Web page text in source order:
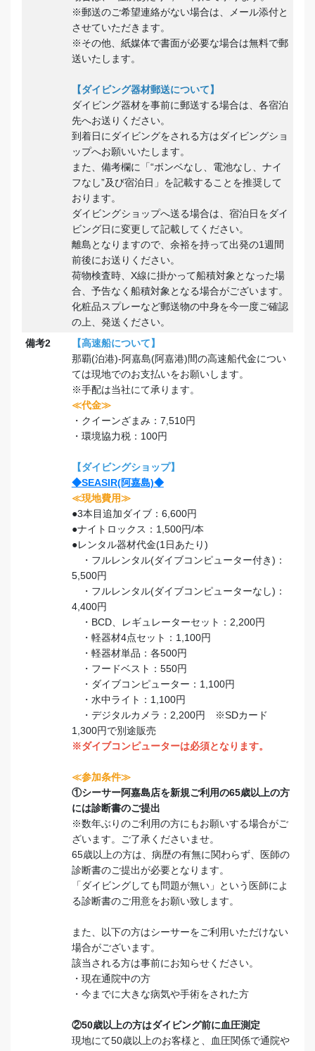
※郵送のご希望連絡がない場合は、メール添付と
させていただきます。
※その他、紙媒体で書面が必要な場合は無料で郵
送いたします。
【ダイビング器材郵送について】
ダイビング器材を事前に郵送する場合は、各宿泊
先へお送りください。
到着日にダイビングをされる方はダイビングショ
ップへお願いいたします。
また、備考欄に「“ボンベなし、電池なし、ナイ
フなし”及び宿泊日」を記載することを推奨して
おります。
ダイビングショップへ送る場合は、宿泊日をダイ
ビング日に変更して記載してください。
離島となりますので、余裕を持って出発の1週間
前後にお送りください。
荷物検査時、X線に掛かって船積対象となった場
合、予告なく船積対象となる場合がございます。
化粧品スプレーなど郵送物の中身を今一度ご確認
の上、発送ください。
備考2
【高速船について】
那覇(泊港)-阿嘉島(阿嘉港)間の高速船代金につい
ては現地でのお支払いをお願いします。
※手配は当社にて承ります。
≪代金≫
・クイーンざまみ：7,510円
・環境協力税：100円
【ダイビングショップ】
◆SEASIR(阿嘉島)◆
≪現地費用≫
●3本目追加ダイブ：6,600円
●ナイトロックス：1,500円/本
●レンタル器材代金(1日あたり)
・フルレンタル(ダイブコンピューター付き)：
5,500円
・フルレンタル(ダイブコンピューターなし)：
4,400円
・BCD、レギュレーターセット：2,200円
・軽器材4点セット：1,100円
・軽器材単品：各500円
・フードベスト：550円
・ダイブコンピューター：1,100円
・水中ライト：1,100円
・デジタルカメラ：2,200円 ※SDカード
1,300円で別途販売
※ダイブコンピューターは必須となります。
≪参加条件≫
①シーサー阿嘉島店を新規ご利用の65歳以上の方
には診断書のご提出
※数年ぶりのご利用の方にもお願いする場合がご
ざいます。ご了承くださいませ。
65歳以上の方は、病歴の有無に関わらず、医師の
診断書のご提出が必要となります。
「ダイビングしても問題が無い」という医師によ
る診断書のご用意をお願い致します。
また、以下の方はシーサーをご利用いただけない
場合がございます。
該当される方は事前にお知らせください。
・現在通院中の方
・今までに大きな病気や手術をされた方
②50歳以上の方はダイビング前に血圧測定
現地にて50歳以上のお客様と、血圧関係で通院や